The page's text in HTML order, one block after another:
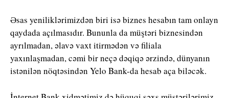
Əsas yeniliklərimizdən biri isə biznes hesabın tam onlayn
qaydada açılmasıdır. Bununla da müştəri biznesindən
ayrılmadan, əlavə vaxt itirmədən və filiala
yaxınlaşmadan, cəmi bir neçə dəqiqə ərzində, dünyanın
istənilən nöqtəsindən Yelo Bank-da hesab aça biləcək.